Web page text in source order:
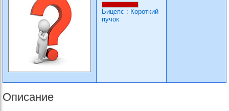
Бицепс : Короткий
пучок
Описание